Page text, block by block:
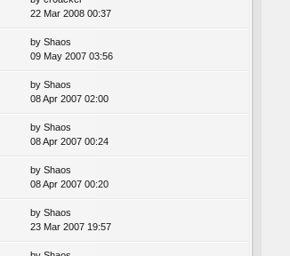
22 Mar 2008 00:37
by Shaos
09 May 2007 03:56
by Shaos
08 Apr 2007 02:00
by Shaos
08 Apr 2007 00:24
by Shaos
08 Apr 2007 00:20
by Shaos
23 Mar 2007 19:57